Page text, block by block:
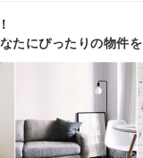
たにぴったりの物件を